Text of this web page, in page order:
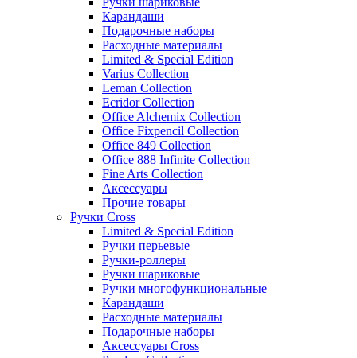
Карандаши
Подарочные наборы
Расходные материалы
Limited & Special Edition
Varius Collection
Leman Collection
Ecridor Collection
Office Alchemix Collection
Office Fixpencil Collection
Office 849 Collection
Office 888 Infinite Collection
Fine Arts Collection
Аксессуары
Прочие товары
Ручки Cross
Limited & Special Edition
Ручки перьевые
Ручки-роллеры
Ручки шариковые
Ручки многофункциональные
Карандаши
Расходные материалы
Подарочные наборы
Аксессуары Cross